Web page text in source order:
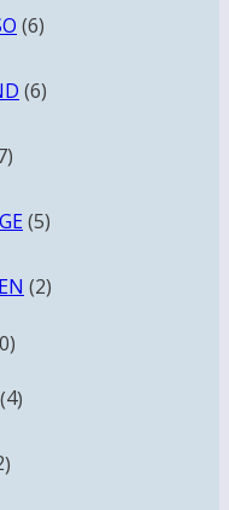
66
66
7
55
22
20
44
2